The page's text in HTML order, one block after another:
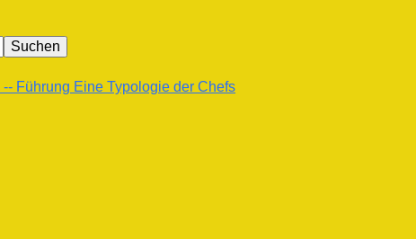
-- Führung Eine Typologie der Chefs